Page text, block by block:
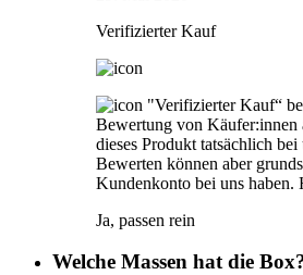
Verifizierter Kauf
"Verifizierter Kauf“
Bewertung von Käufer:innen
dieses Produkt tatsächlich bei
Bewerten können aber
Kundenkonto bei uns haben.
Ja, passen rein
Welche Massen hat die